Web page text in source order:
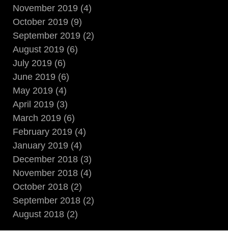
November 2019 (4)
October 2019 (9)
September 2019 (2)
August 2019 (6)
July 2019 (6)
June 2019 (6)
May 2019 (4)
April 2019 (3)
March 2019 (6)
February 2019 (4)
January 2019 (4)
December 2018 (3)
November 2018 (4)
October 2018 (2)
September 2018 (2)
August 2018 (2)